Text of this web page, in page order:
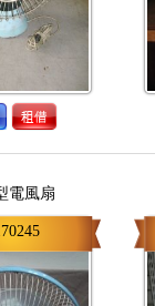
電風扇